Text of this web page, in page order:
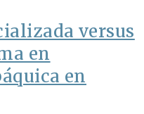
versus
en
en